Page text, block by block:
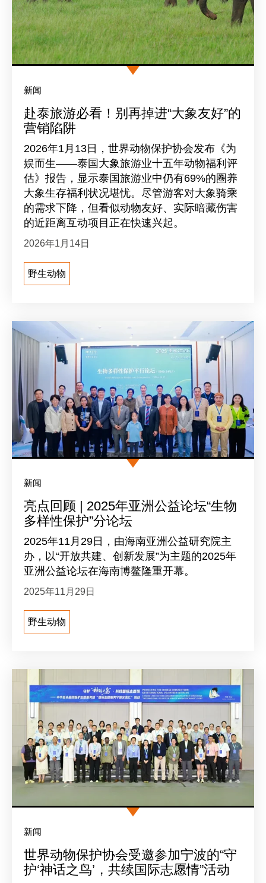
赴泰旅游必看！别再掉进“大象友好”的
营销陷阱
新闻
2026年1月14日
2026年1月13日，世界动物保护协会发布《为
娱而生——泰国大象旅游业十五年动物福利评
估》报告，显示泰国旅游业中仍有69%的圈养
大象生存福利状况堪忧。尽管游客对大象骑乘
的需求下降，但看似动物友好、实际暗藏伤害
的近距离互动项目正在快速兴起。
野生动物
亮点回顾 | 2025年亚洲公益论坛“生物
多样性保护”分论坛
新闻
2025年11月29日
2025年11月29日，由海南亚洲公益研究院主
办，以“开放共建、创新发展”为主题的2025年
亚洲公益论坛在海南博鳌隆重开幕。
野生动物
世界动物保护协会受邀参加宁波的“守
护‘神话之鸟’，共续国际志愿情”活动
新闻